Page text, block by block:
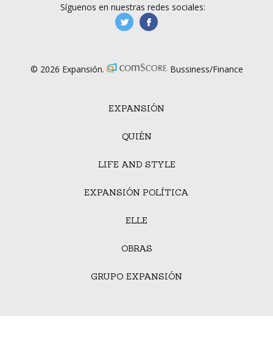
EXPANSIÓN
QUIÉN
LIFE AND STYLE
EXPANSIÓN POLÍTICA
ELLE
OBRAS
GRUPO EXPANSIÓN
Síguenos en nuestras redes sociales:
manufacturaGE
© 2026 Expansión. Bussiness/Finance